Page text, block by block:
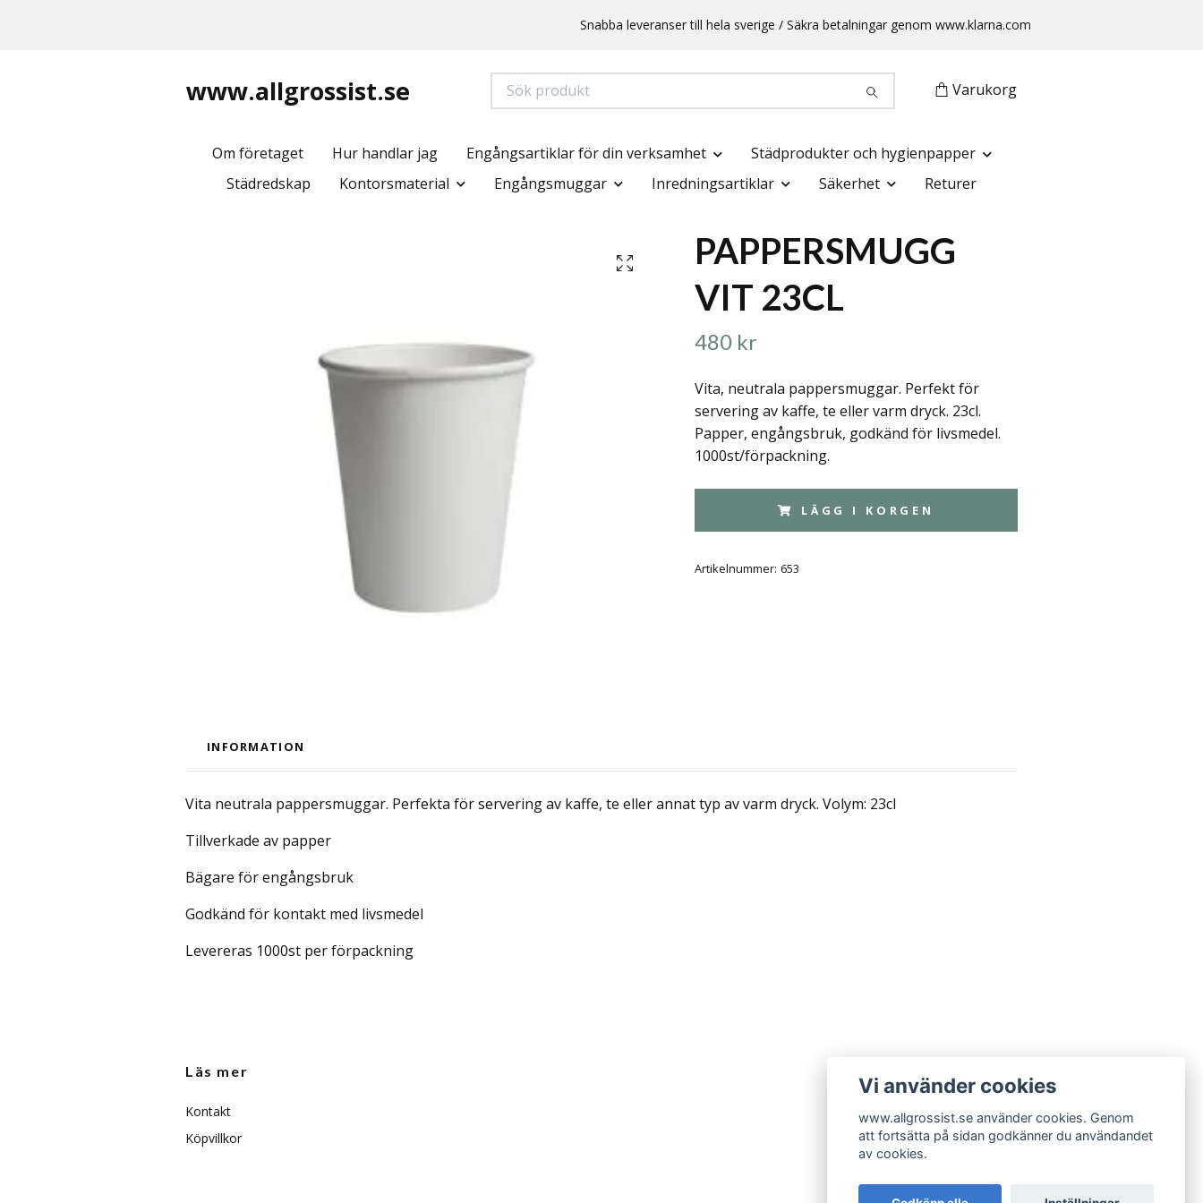
Snabba leveranser till hela sverige / Säkra betalningar genom www.klarna.com
www.allgrossist.se Varukorg
Om företaget Hur handlar jag Engångsartiklar för din verksamhet
Städprodukter och hygienpapper
Städredskap
Kontorsmaterial Engångsmuggar Inredningsartiklar Säkerhet Returer
PAPPERSMUGG
VIT 23CL
480 kr
Vita, neutrala pappersmuggar. Perfekt för
servering av kaffe, te eller varm dryck. 23cl.
Papper, engångsbruk, godkänd för livsmedel.
1000st/förpackning.
LÄGG I KORGEN
Artikelnummer: 653
INFORMATION
Vita neutrala pappersmuggar. Perfekta för servering av kaffe, te eller annat typ av varm dryck. Volym: 23cl
Tillverkade av papper
Bägare för engångsbruk
Godkänd för kontakt med livsmedel
Levereras 1000st per förpackning
Läs mer
Kontakt
Köpvillkor
Vi använder cookies
www.allgrossist.se använder cookies. Genom
att fortsätta på sidan godkänner du användandet
av cookies.